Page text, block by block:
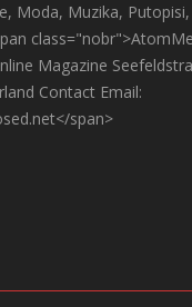
Moda, Muzika,
Magazine
Contact Email:
span>